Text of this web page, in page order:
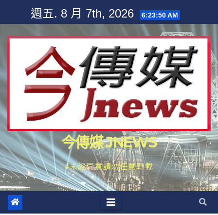
content
週五. 8 月 7th, 2026 6:23:52 AM
今傳媒 JNEWS
#未經同意請勿任意轉載